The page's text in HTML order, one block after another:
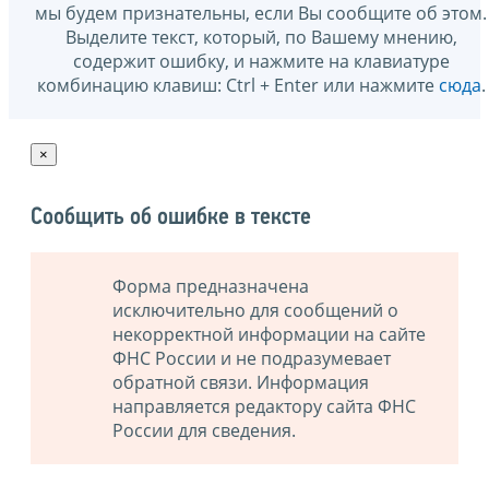
мы будем признательны, если Вы сообщите об этом.
Выделите текст, который, по Вашему мнению,
содержит ошибку, и нажмите на клавиатуре
комбинацию клавиш: Ctrl + Enter или нажмите сюда.
×
Сообщить об ошибке в тексте
Форма предназначена
исключительно для сообщений о
некорректной информации на сайте
ФНС России и не подразумевает
обратной связи. Информация
направляется редактору сайта ФНС
России для сведения.